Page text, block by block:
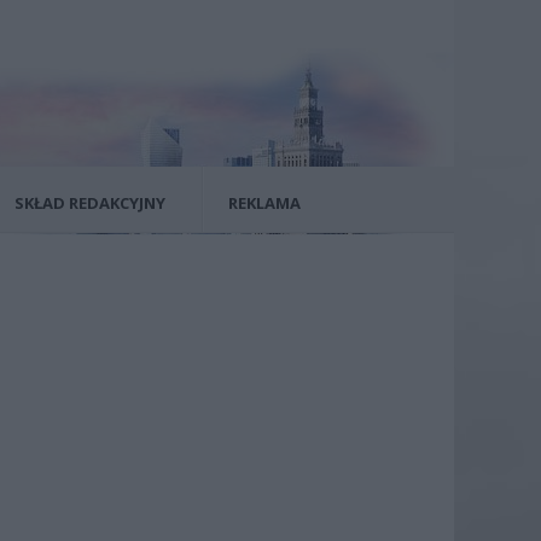
SKŁAD REDAKCYJNY REKLAMA